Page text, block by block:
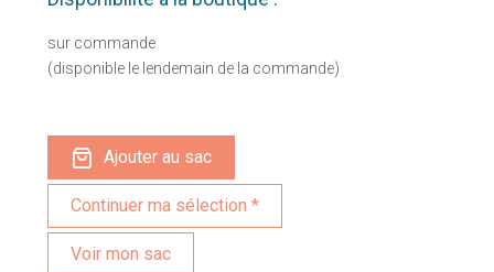
sur commande
(disponible le lendemain de la commande)
Ajouter au sac
Voir mon sac